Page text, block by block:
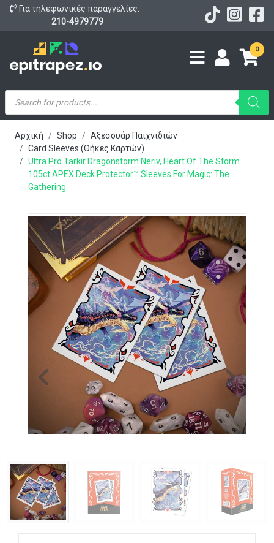
Για τηλεφωνικές παραγγελίες:
210-4979779
0
Products
search
Αρχική Shop
Αξεσουάρ Παιχνιδιών
Card Sleeves (Θήκες Καρτών)
Ultra Pro Tarkir Dragonstorm Neriv, Heart Of The Storm
105ct APEX Deck Protector™ Sleeves For Magic: The
Gathering
Previous Next